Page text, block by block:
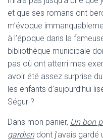
et que ses romans ont
m’évoque
à l’époque dans la
bibliothèque municipale
pas où ont atterri mes
avoir été assez surprise
les enfants d’aujourd’hui
Ségur ?
Dans mon panier, Un bon
gardiendont j’avais gardé